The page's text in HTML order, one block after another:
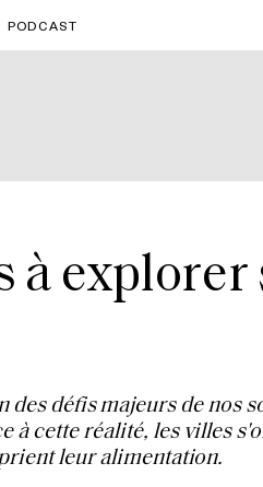
PODCAST
explorer
défis majeurs de nos
à cette réalité, les villes
leur alimentation.